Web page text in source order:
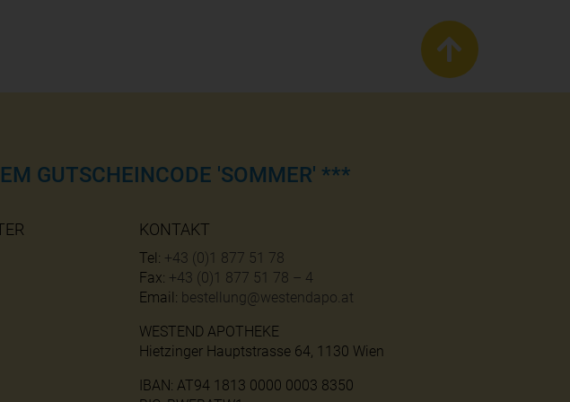
GUTSCHEINCODE 'SOMMER' ***
KONTAKT
Tel: +43 (0)1 877 51 78
Fax: +43 (0)1 877 51 78 – 4
Email: bestellung@westendapo.at
WESTEND APOTHEKE
Hietzinger Hauptstrasse 64, 1130 Wien
IBAN: AT94 1813 0000 0003 8350